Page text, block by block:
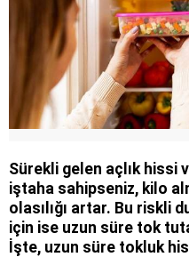
Sürekli gelen açlık hissi
iştaha sahipseniz, kilo
olasılığı artar. Bu riskli
için ise uzun süre tok
İşte, uzun süre tokluk